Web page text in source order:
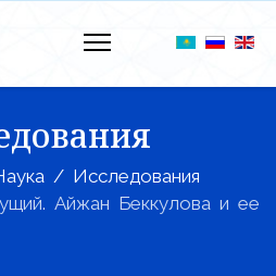
Исследования
Айжан Беккулова и ее